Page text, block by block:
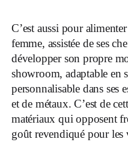
C’est aussi pour
femme, assistée de ses
développer son propre
showroom, adaptable en
personnalisable dans ses
et de métaux. C’est de
matériaux qui opposent
goût revendiqué pour les